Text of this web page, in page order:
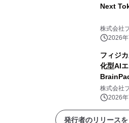
Next
株式会社
2026
フィジ
化型AI
善を支
を提供
株式会社
2026
発行者のリリース